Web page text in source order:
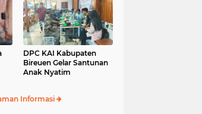
DPC KAI Kabupaten
Bireuen Gelar Santunan
Anak Nyatim
Informasi